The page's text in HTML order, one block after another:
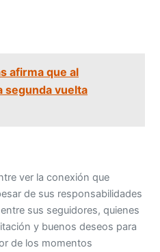
afirma que al
segunda vuelta
ver la conexión que
de sus responsabilidades
sus seguidores, quienes
y buenos deseos para
de los momentos